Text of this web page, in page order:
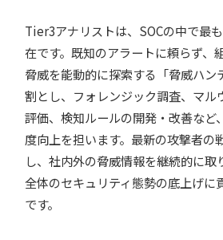
Tier3アナリストは、SOCの中で最
在です。既知のアラートに頼らず、
脅威を能動的に探索する「脅威ハン
割とし、フォレンジック調査、マル
評価、検知ルールの開発・改善など
度向上を担います。最新の攻撃者の
し、社内外の脅威情報を継続的に取
全体のセキュリティ態勢の底上げに
です。